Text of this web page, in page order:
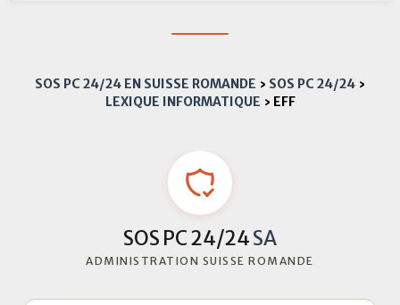
SOS PC 24/24 EN SUISSE ROMANDE › SOS PC 24/24 ›
LEXIQUE INFORMATIQUE › EFF
SOS PC 24/24SA
ADMINISTRATION SUISSE ROMANDE